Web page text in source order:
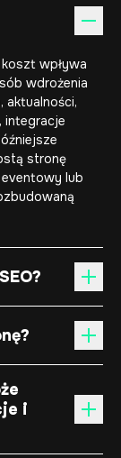
wpływa
wdrożenia
aktualności,
integracje
stronę
lub
i